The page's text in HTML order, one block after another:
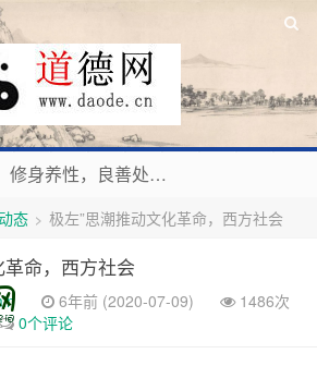
毛泽东：好生求德，修身养性，良善处世，信仰天人合一之大道。
新时代地球村人类命运与共，全球共建更加和平发展美丽和谐的家园，全体共享人类发展成果，共创道行德盛道德王国
态 > 极左”思潮推动文化革命，西方社会
命，西方社会
6年前 (2020-07-09)
1486次
0个评论